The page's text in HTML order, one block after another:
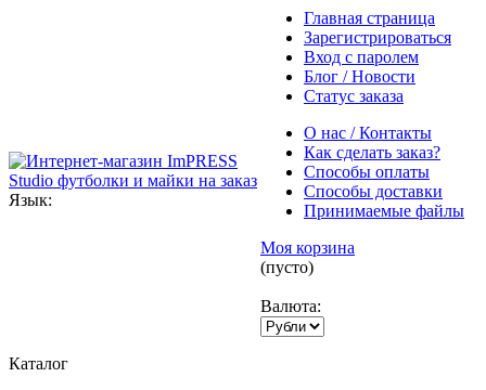
Язык:
Главная страница
Зарегистрироваться
Вход с паролем
Блог / Новости
Статус заказа
О нас / Контакты
Как сделать заказ?
Способы оплаты
Способы доставки
Принимаемые файлы
Моя корзина
(пусто)
Валюта:
Каталог